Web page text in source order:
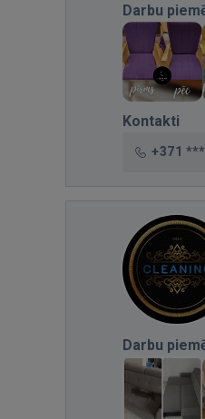
Darbu
Kontakti
+371
Darbu